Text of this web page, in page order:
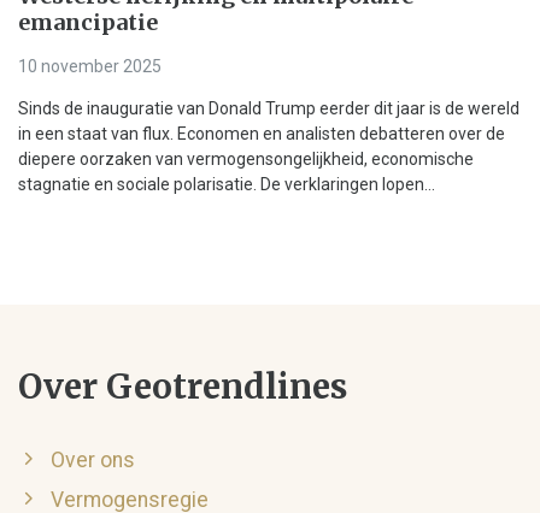
emancipatie
10 november 2025
Sinds de inauguratie van Donald Trump eerder dit jaar is de wereld
in een staat van flux. Economen en analisten debatteren over de
diepere oorzaken van vermogensongelijkheid, economische
stagnatie en sociale polarisatie. De verklaringen lopen...
Over Geotrendlines
Over ons
Vermogensregie